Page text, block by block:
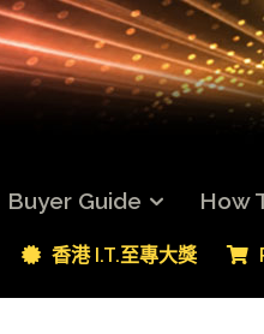
Buyer Guide How
香港 I.T.至專大獎